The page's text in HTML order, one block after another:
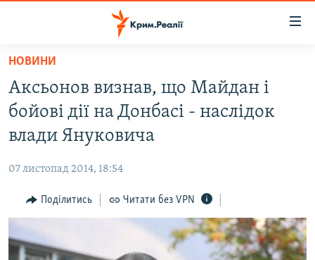
Перейти
основного
матеріалу
до
основної
Перейти
до
ВОДА.КРИМ
ВІДЕО ТА ФОТО
БЛОГИ
ПОГЛЯД
ІНТЕРВ'Ю
ВСЕ ЗА ДЕНЬ
НОВИНИ
Аксьонов визнав, що Майдан і
бойові дії на Донбасі - наслідок
влади Януковича
07 листопад 2014, 18:54
Поділитись Читати без VPN